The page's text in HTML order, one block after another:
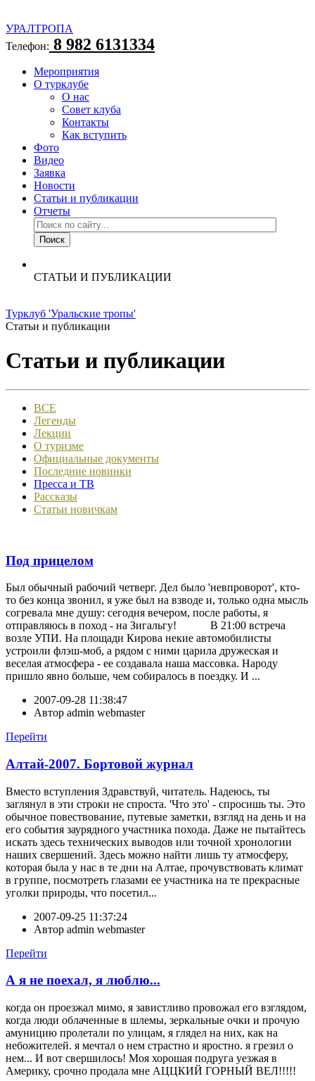
УРАЛТРОПА
Телефон: 8 982 6131334
Мероприятия
О турклубе
О нас
Совет клуба
Контакты
Как вступить
Фото
Видео
Заявка
Новости
Статьи и публикации
Отчеты
СТАТЬИ И ПУБЛИКАЦИИ
Турклуб 'Уральские тропы'
Статьи и публикации
Статьи и публикации
ВСЕ
Легенды
Лекции
О туризме
Официальные документы
Последние новинки
Пресса и ТВ
Рассказы
Статьи новичкам
Под прицелом
Был обычный рабочий четверг. Дел было 'невпроворот', кто-
то без конца звонил, я уже был на взводе и, только одна мысль
согревала мне душу: сегодня вечером, после работы, я
отправляюсь в поход - на Зигальгу! В 21:00 встреча
возле УПИ. На площади Кирова некие автомобилисты
устроили флэш-моб, а рядом с ними царила дружеская и
веселая атмосфера - ее создавала наша массовка. Народу
пришло явно больше, чем собиралось в поездку. И ...
2007-09-28 11:38:47
Автор admin webmaster
Перейти
Алтай-2007. Бортовой журнал
Вместо вступления Здравствуй, читатель. Надеюсь, ты
заглянул в эти строки не спроста. 'Что это' - спросишь ты. Это
обычное повествование, путевые заметки, взгляд на день и на
его события заурядного участника похода. Даже не пытайтесь
искать здесь технических выводов или точной хронологии
наших свершений. Здесь можно найти лишь ту атмосферу,
которая была у нас в те дни на Алтае, прочувствовать климат
в группе, посмотреть глазами ее участника на те прекрасные
уголки природы, что посетил...
2007-09-25 11:37:24
Автор admin webmaster
Перейти
А я не поехал, я люблю...
когда он проезжал мимо, я завистливо провожал его взглядом,
когда люди облаченные в шлемы, зеркальные очки и прочую
амуницию пролетали по улицам, я глядел на них, как на
небожителей. я мечтал о нем страстно и яростно. я грезил о
нем... И вот свершилось! Моя хорошая подруга уезжая в
Америку, срочно продала мне АЦЦКИЙ ГОРНЫЙ ВЕЛ!!!!!